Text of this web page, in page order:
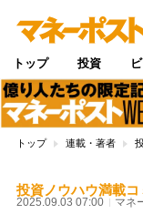
トップ 投資
トップ 連載・著者
投資ノウハウ満載コ
2025.09.03 07:00 マネ